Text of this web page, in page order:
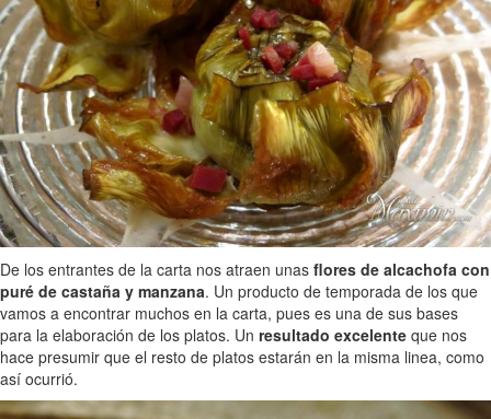
De los entrantes de la carta nos atraen unas flores de alcachofa con
puré de castaña y manzana. Un producto de temporada de los que
vamos a encontrar muchos en la carta, pues es una de sus bases
para la elaboración de los platos. Un resultado excelente que nos
hace presumir que el resto de platos estarán en la misma linea, como
así ocurrió.